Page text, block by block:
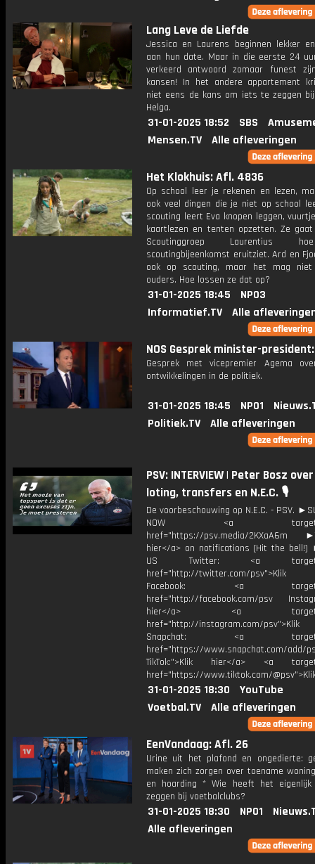
Lang Leve de Liefde
Jessica en Laurens beginnen lekker
aan hun date. Maar in die eerste 24
verkeerd antwoord zomaar funest
kansen! In het andere appartement
niet eens de kans om iets te zeggen
Helga.
31-01-2025 18:52 SBS
Mensen.TV
Alle afleveringen
Het Klokhuis: Afl. 4836
Op school leer je rekenen en lezen,
ook veel dingen die je niet op school
scouting leert Eva knopen leggen,
kaartlezen en tenten opzetten. Ze
Scoutinggroep Laurentius
scoutingbijeenkomst eruitziet. Ard en
ook op scouting, maar het mag
ouders. Hoe lossen ze dat op?
31-01-2025 18:45
NPO3
Informatief.TV
Alle
NOS Gesprek minister-
Gesprek met vicepremier Agema
ontwikkelingen in de politiek.
31-01-2025 18:45 NPO1
Politiek.TV
Alle afleveringen
PSV: INTERVIEW | Peter Bosz
loting, transfers en N.E.C. 🎙️
De voorbeschouwing op N.E.C. - PSV.
NOW <a
href="https://psv.media/2KXaA6m
hier</a> on notifications (Hit the bell!)
US Twitter: <a
href="http://twitter.com/psv">Klik
Facebook: <a
href="http://facebook.com/psv
hier</a> <a
href="http://instagram.com/
Snapchat: <a
href="https://www.snapchat.com/add/
TikTok:">Klik hier</a> <a
href="https://www.tiktok.com/
31-01-2025 18:30
YouTube
Voetbal.TV
Alle afleveringen
EenVandaag: Afl. 26
Urine uit het plafond en ongedierte:
maken zich zorgen over toename
en hoarding * Wie heeft het
zeggen bij voetbalclubs?
31-01-2025 18:30 NPO1
Alle afleveringen